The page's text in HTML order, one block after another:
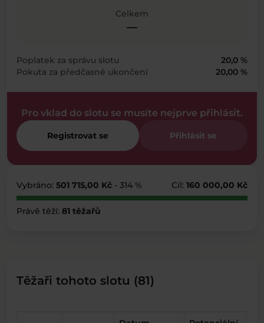
Celkem
—
Poplatek za správu slotu
20,0 %
Pokuta za předčasné ukončení
20,00 %
Pro vklad do slotu se musíte nejprve přihlásit.
Registrovat se Přihlásit se
Vybráno: 501 715,00 Kč - 314 % Cíl: 160 000,00 Kč
Právě těží: 81 těžařů
Těžaři tohoto slotu (81)